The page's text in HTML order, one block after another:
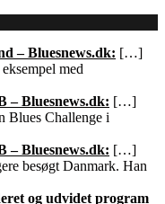
– Bluesnews.dk: […]
med
– Bluesnews.dk: […]
Blues Challenge i
– Bluesnews.dk: […]
besøgt Danmark. Han
og udvidet program